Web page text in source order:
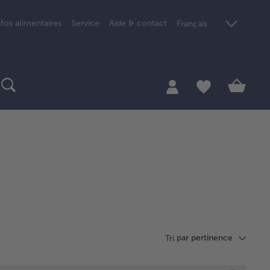
alimentaires Service Aide & contact Français
Tri par pertinence